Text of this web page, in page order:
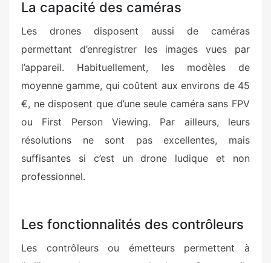
La capacité des caméras
Les drones disposent aussi de caméras
permettant d’enregistrer les images vues par
l’appareil. Habituellement, les modèles de
moyenne gamme, qui coûtent aux environs de 45
€, ne disposent que d’une seule caméra sans FPV
ou First Person Viewing. Par ailleurs, leurs
résolutions ne sont pas excellentes, mais
suffisantes si c’est un drone ludique et non
professionnel.
Les fonctionnalités des contrôleurs
Les contrôleurs ou émetteurs permettent à